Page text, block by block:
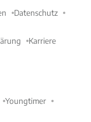
Datenschutz
Karriere
Youngtimer